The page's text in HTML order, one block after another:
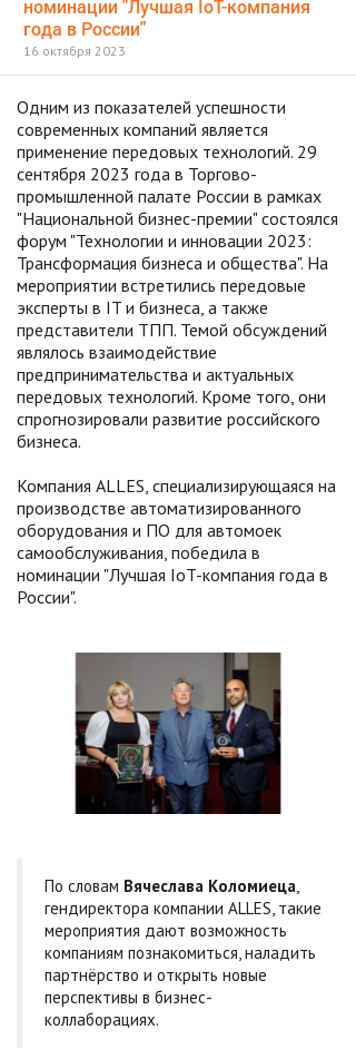
номинации "Лучшая IoT-компания
года в России"
16 октября 2023
Одним из показателей успешности
современных компаний является
применение передовых технологий. 29
сентября 2023 года в Торгово-
промышленной палате России в рамках
"Национальной бизнес-премии" состоялся
форум "Технологии и инновации 2023:
Трансформация бизнеса и общества". На
мероприятии встретились передовые
эксперты в IT и бизнеса, а также
представители ТПП. Темой обсуждений
являлось взаимодействие
предпринимательства и актуальных
передовых технологий. Кроме того, они
спрогнозировали развитие российского
бизнеса.
Компания ALLES, специализирующаяся на
производстве автоматизированного
оборудования и ПО для автомоек
самообслуживания, победила в
номинации "Лучшая IoT-компания года в
России".
По словам Вячеслава Коломиеца,
гендиректора компании ALLES, такие
мероприятия дают возможность
компаниям познакомиться, наладить
партнёрство и открыть новые
перспективы в бизнес-
коллаборациях.